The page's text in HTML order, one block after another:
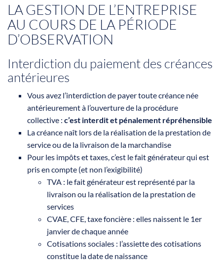
LA GESTION DE L’ENTREPRISE
AU COURS DE LA PÉRIODE
D’OBSERVATION
Interdiction du paiement des créances
antérieures
Vous avez l’interdiction de payer toute créance née
antérieurement à l’ouverture de la procédure
collective : c’est interdit et pénalement répréhensible
La créance naît lors de la réalisation de la prestation de
service ou de la livraison de la marchandise
Pour les impôts et taxes, c’est le fait générateur qui est
pris en compte (et non l’exigibilité)
TVA : le fait générateur est représenté par la
livraison ou la réalisation de la prestation de
services
CVAE, CFE, taxe foncière : elles naissent le 1er
janvier de chaque année
Cotisations sociales : l’assiette des cotisations
constitue la date de naissance